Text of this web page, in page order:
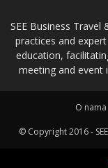
SEE Business Travel
practices and
education,
meeting and event
О nama
© Copyright 2016 -